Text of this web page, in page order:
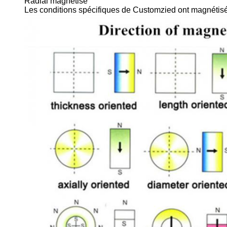
Les conditions spécifiques de Customzied ont